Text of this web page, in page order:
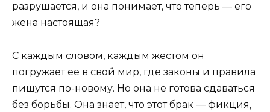
разрушается, и она понимает, что теперь — его
жена настоящая?
С каждым словом, каждым жестом он
погружает ее в свой мир, где законы и правила
пишутся по-новому. Но она не готова сдаваться
без борьбы. Она знает, что этот брак — фикция,